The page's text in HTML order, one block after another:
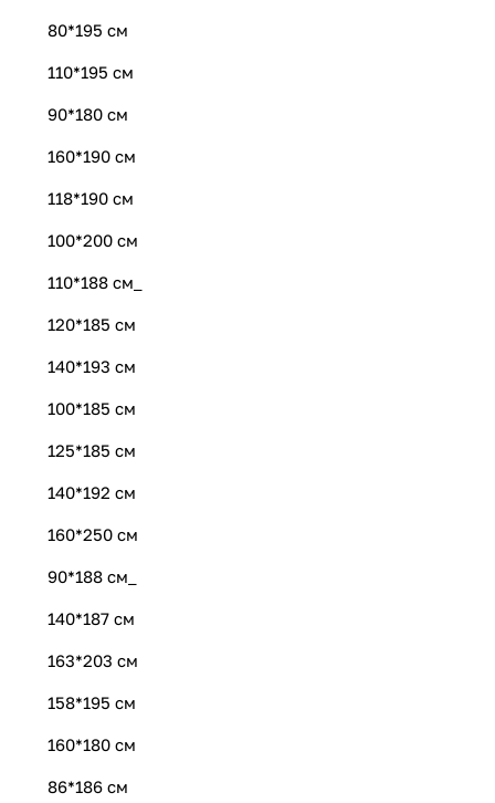
80*195 см
110*195 см
90*180 см
160*190 см
118*190 см
100*200 см
110*188 см_
120*185 см
140*193 см
100*185 см
125*185 см
140*192 см
160*250 см
90*188 см_
140*187 см
163*203 см
158*195 см
160*180 см
86*186 см